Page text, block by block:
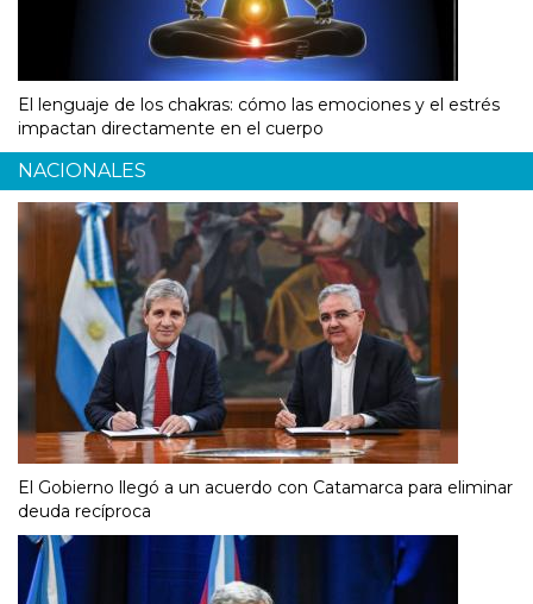
El lenguaje de los chakras: cómo las emociones y el estrés
impactan directamente en el cuerpo
NACIONALES
El Gobierno llegó a un acuerdo con Catamarca para eliminar
deuda recíproca